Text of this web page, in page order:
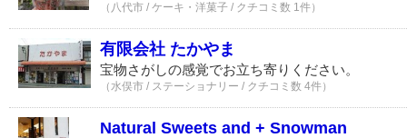
（八代市 / ケーキ・洋菓子 / クチコミ数 1件）
有限会社 たかやま
宝物さがしの感覚でお立ち寄りください。
（水俣市 / ステーショナリー / クチコミ数 4件）
Natural Sweets and + Snowman